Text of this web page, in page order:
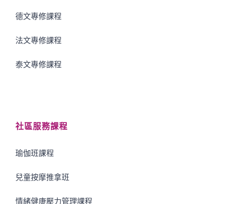
德文專修課程
法文專修課程
泰文專修課程
社區服務課程
瑜伽班課程
兒童按摩推拿班
情緒健康壓力管理課程